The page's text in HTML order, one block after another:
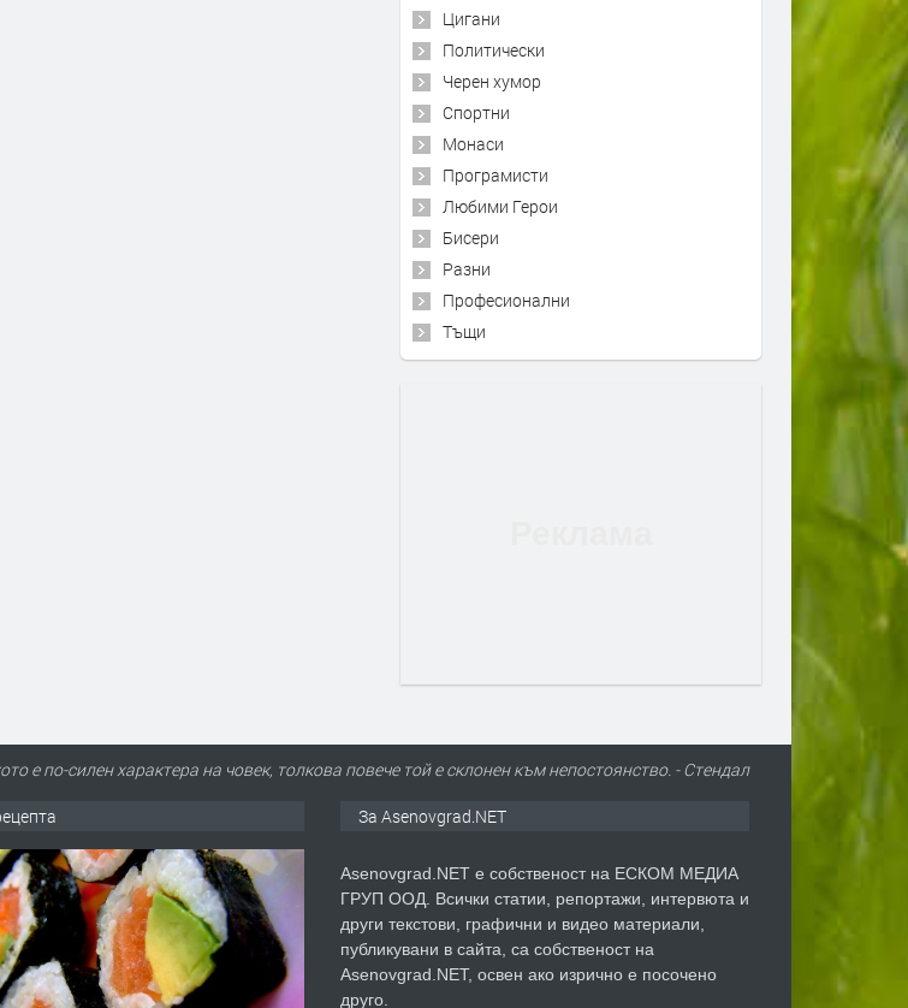
Цигани
Политически
Черен хумор
Спортни
Монаси
Програмисти
Любими Герои
Бисери
Разни
Професионални
Тъщи
е по-силен характера на човек, толкова повече той е склонен към непостоянство. - Стендал
За Asenovgrad.NET
Asenovgrad.NET е собственост на ЕСКОМ МЕДИА
ГРУП ООД. Всички статии, репортажи, интервюта и
други текстови, графични и видео материали,
публикувани в сайта, са собственост на
Asenovgrad.NET, освен ако изрично е посочено
друго.